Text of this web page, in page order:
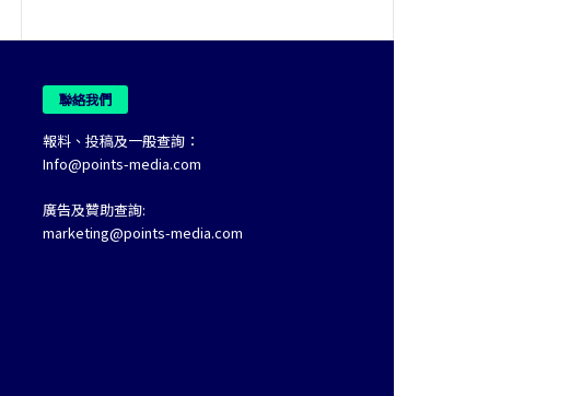
聯絡我們
報料、投稿及一般查詢：
Info@points-media.com
廣告及贊助查詢:
marketing@points-media.com